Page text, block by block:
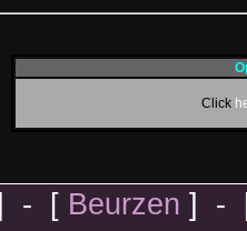
Click
- [ Beurzen ] -